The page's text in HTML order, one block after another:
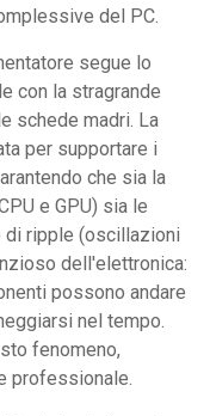
del PC.
segue lo
con la stragrande
schede madri. La
per supportare i
che sia la
e GPU) sia le
di ripple (oscillazioni
dell'elettronica:
possono andare
nel tempo.
fenomeno,
professionale.